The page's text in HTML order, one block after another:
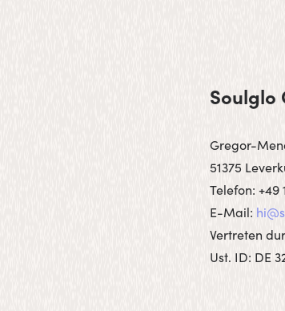
Soulglo
Gregor-
51375
Telefon: +49
E-Mail:
Vertreten
Ust. ID: DE